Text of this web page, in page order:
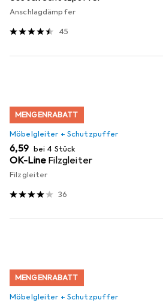
Anschlagdämpfer
45
MENGENRABATT
Möbelgleiter + Schutzpuffer
EUR
6,59 bei 4 Stück
OK-Line Filzgleiter
Filzgleiter
36
MENGENRABATT
Möbelgleiter + Schutzpuffer